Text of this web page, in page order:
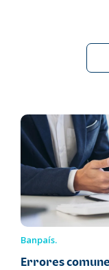
Banpaís.
Errores